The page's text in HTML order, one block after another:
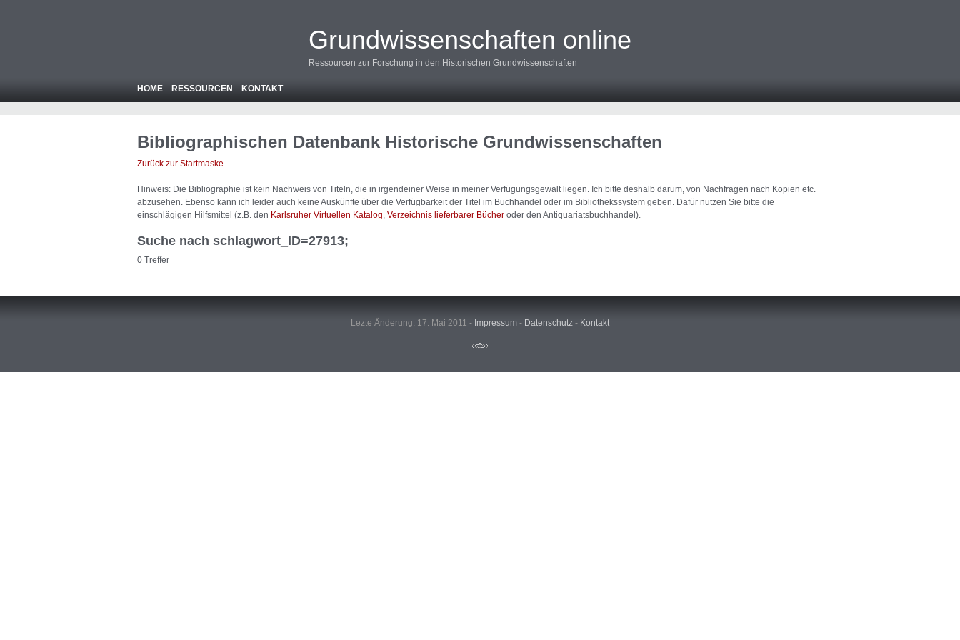
Grundwissenschaften online
Ressourcen zur Forschung in den Historischen Grundwissenschaften
HOME RESSOURCEN KONTAKT
Bibliographischen Datenbank Historische Grundwissenschaften
Zurück zur Startmaske.
Hinweis: Die Bibliographie ist kein Nachweis von Titeln, die in irgendeiner Weise in meiner Verfügungsgewalt liegen. Ich bitte deshalb darum, von Nachfragen nach Kopien etc.
abzusehen. Ebenso kann ich leider auch keine Auskünfte über die Verfügbarkeit der Titel im Buchhandel oder im Bibliothekssystem geben. Dafür nutzen Sie bitte die
einschlägigen Hilfsmittel (z.B. den Karlsruher Virtuellen Katalog Verzeichnis lieferbarer Bücher oder den Antiquariatsbuchhandel).
Suche nach schlagwort_ID=27913;
0 Treffer
Lezte Änderung: 17. Mai 2011 - Impressum - Datenschutz - Kontakt